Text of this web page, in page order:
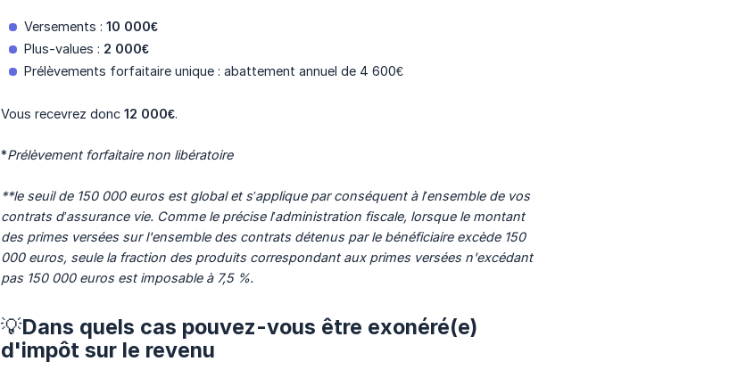
Versements : 10 000€
Plus-values : 2 000€
Prélèvements forfaitaire unique : abattement annuel de 4 600€
Vous recevrez donc 12 000€.
*Prélèvement forfaitaire non libératoire
**le seuil de 150 000 euros est global et s’applique par conséquent à l’ensemble de vos
contrats d’assurance vie. Comme le précise l’administration fiscale, lorsque le montant
des primes versées sur l'ensemble des contrats détenus par le bénéficiaire excède 150
000 euros, seule la fraction des produits correspondant aux primes versées n'excédant
pas 150 000 euros est imposable à 7,5 %.
💡Dans quels cas pouvez-vous être exonéré(e)
d'impôt sur le revenu